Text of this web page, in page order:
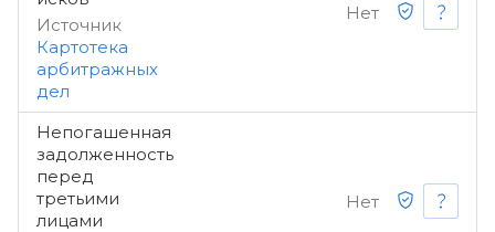
Источник
Картотека
арбитражных
дел
Нет
Непогашенная
задолженность
перед
третьими
лицами
Нет